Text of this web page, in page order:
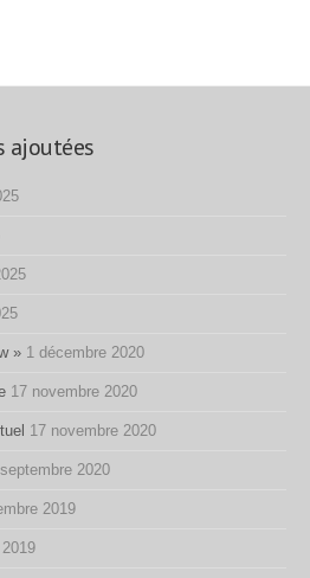
ajoutées
» 1 décembre 2020
17 novembre 2020
17 novembre 2020
2020
2019